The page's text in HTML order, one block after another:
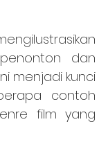
dan
menjadi kunci
contoh
film yang